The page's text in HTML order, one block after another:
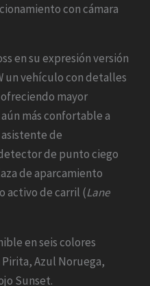
con cámara
en su expresión versión
un vehículo con detalles
mayor
más confortable a
de
de punto ciego
de aparcamiento
activo de carril (Lane
en seis colores
Azul Noruega,
Sunset.